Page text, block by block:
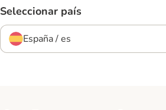
Seleccionar país
España / es